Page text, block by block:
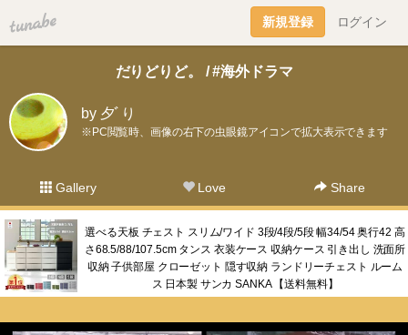
tuna.be 新規登録 ログイン
だりどりど。 / #海外ドラマ
by 夕ﾞり
※PC閲覧時、画像の右下の虫眼鏡アイコンで拡大表示できます
Gallery Love Share
選べる天板 チェスト スリム/ワイド 3段/4段/5段 幅34/54 奥行42 高
さ68.5/88/107.5cm タンス 衣装ケース 収納ケース 引き出し 洗面所
収納 子供部屋 クローゼット 隠す収納 ランドリーチェスト ルーム
ス 日本製 サンカ SANKA 【送料無料】